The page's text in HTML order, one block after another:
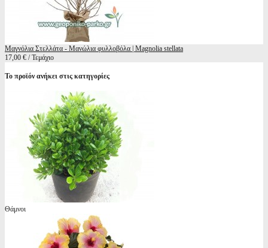
Μαγνόλια Στελλάτα - Μανώλια φυλλοβόλα | Magnolia stellata
17,00 € / Τεμάχιο
Το προϊόν ανήκει στις κατηγορίες
Θάμνοι